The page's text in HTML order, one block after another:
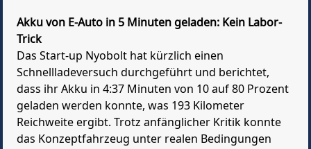
Akku von E-Auto in 5 Minuten geladen: Kein Labor-
Trick
Das Start-up Nyobolt hat kürzlich einen
Schnellladeversuch durchgeführt und berichtet,
dass ihr Akku in 4:37 Minuten von 10 auf 80 Prozent
geladen werden konnte, was 193 Kilometer
Reichweite ergibt. Trotz anfänglicher Kritik konnte
das Konzeptfahrzeug unter realen Bedingungen